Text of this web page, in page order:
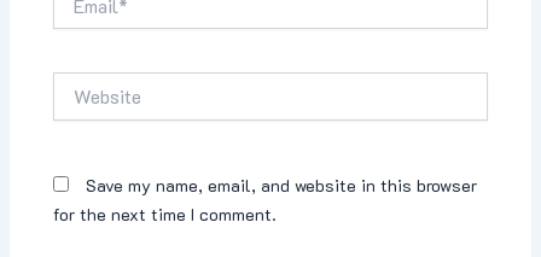
Save my name, email, and website in this browser
for the next time I comment.